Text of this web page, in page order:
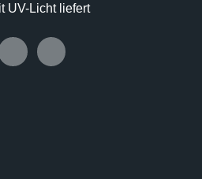
UV-Licht liefert